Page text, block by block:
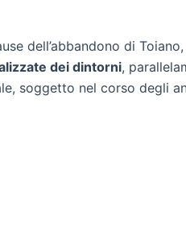
dell’abbandono di
dei dintorni,
soggetto nel corso degli